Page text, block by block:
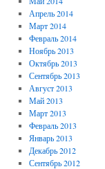
Апрель 2014
Март 2014
Февраль 2014
Ноябрь 2013
Октябрь 2013
Сентябрь 2013
Август 2013
Май 2013
Март 2013
Февраль 2013
Январь 2013
Декабрь 2012
Сентябрь 2012